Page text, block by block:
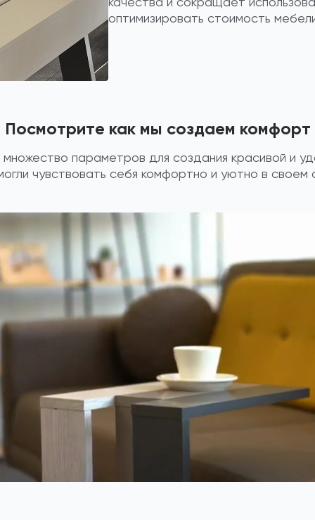
оптимизировать стоимость
Посмотрите как мы создаем комфорт
параметров для создания красивой и
чувствовать себя комфортно и уютно в своем